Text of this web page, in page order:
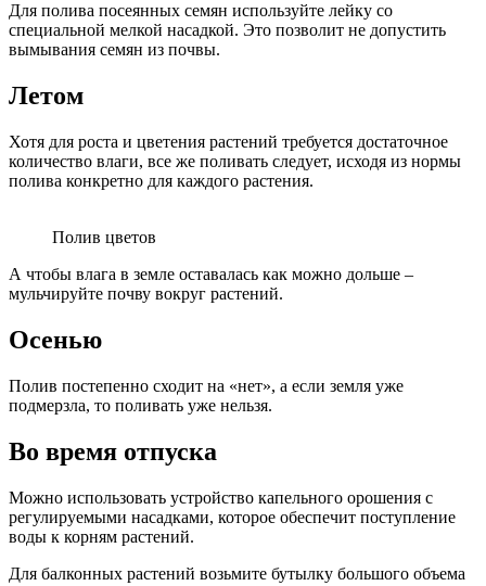
Для полива посеянных семян используйте лейку со
специальной мелкой насадкой. Это позволит не допустить
вымывания семян из почвы.
Летом
Хотя для роста и цветения растений требуется достаточное
количество влаги, все же поливать следует, исходя из нормы
полива конкретно для каждого растения.
Полив цветов
А чтобы влага в земле оставалась как можно дольше –
мульчируйте почву вокруг растений.
Осенью
Полив постепенно сходит на «нет», а если земля уже
подмерзла, то поливать уже нельзя.
Во время отпуска
Можно использовать устройство капельного орошения с
регулируемыми насадками, которое обеспечит поступление
воды к корням растений.
Для балконных растений возьмите бутылку большого объема